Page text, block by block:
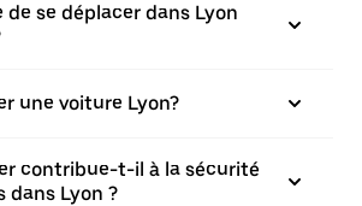
de se déplacer dans Lyon
une voiture Lyon?
contribue-t-il à la sécurité
dans Lyon ?